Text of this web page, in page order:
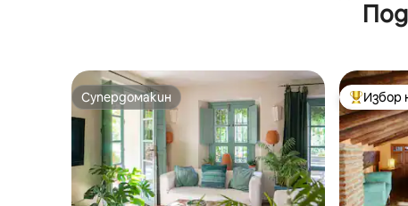
Супердомакин
Супердомакин Най-Избор